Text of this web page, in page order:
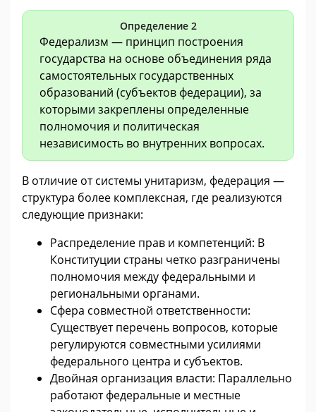
Определение 2
Федерализм — принцип построения
государства на основе объединения ряда
самостоятельных государственных
образований (субъектов федерации), за
которыми закреплены определенные
полномочия и политическая
независимость во внутренних вопросах.
В отличие от системы унитаризм, федерация —
структура более комплексная, где реализуются
следующие признаки:
Распределение прав и компетенций: В
Конституции страны четко разграничены
полномочия между федеральными и
региональными органами.
Сфера совместной ответственности:
Существует перечень вопросов, которые
регулируются совместными усилиями
федерального центра и субъектов.
Двойная организация власти: Параллельно
работают федеральные и местные